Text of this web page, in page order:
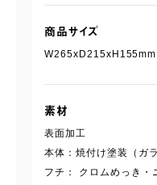
商品サイズ
W265xD215xH155mm
素材
表面加工
本体：焼付け塗装（ガ
フチ： クロムめっき・